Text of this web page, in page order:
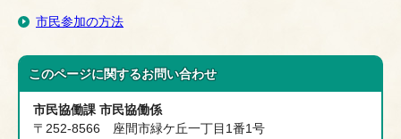
市民参加の方法
このページに関するお問い合わせ
市民協働課 市民協働係
〒252-8566 座間市緑ケ丘一丁目1番1号